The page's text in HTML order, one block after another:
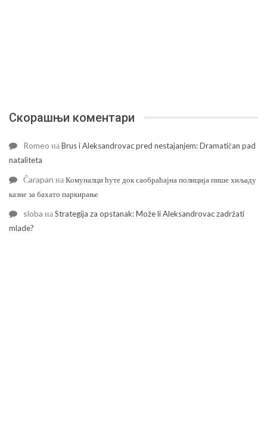
Скорашњи коментари
Romeo наBrus i Aleksandrovac pred nestajanjem: Dramatičan pad
nataliteta
Čarapan наКомуналци ћуте док саобраћајна полиција пише хиљаду
казне за бахато паркирање
sloba наStrategija za opstanak: Može li Aleksandrovac zadržati
mlade?